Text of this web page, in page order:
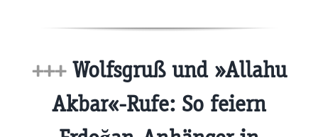
+++Wolfsgruß und »Allahu
Akbar«-Rufe: So feiern